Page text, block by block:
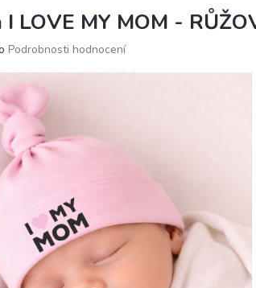
I LOVE MY MOM -
Podrobnosti hodnocení